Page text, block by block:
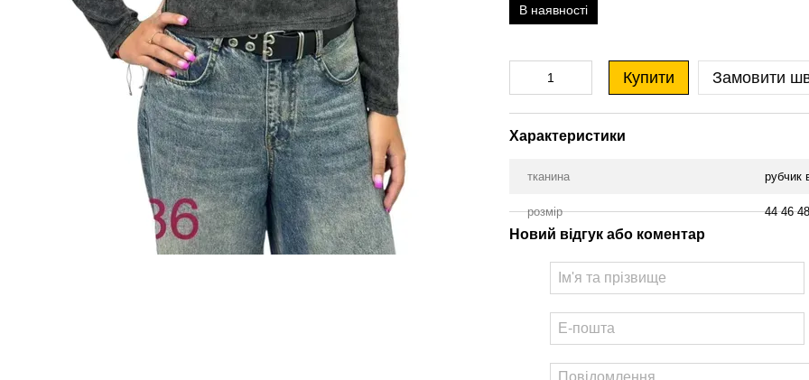
В наявності
Купити Замовити
Характеристики
тканина рубчик
розмір 44 46 48
Новий відгук або коментар